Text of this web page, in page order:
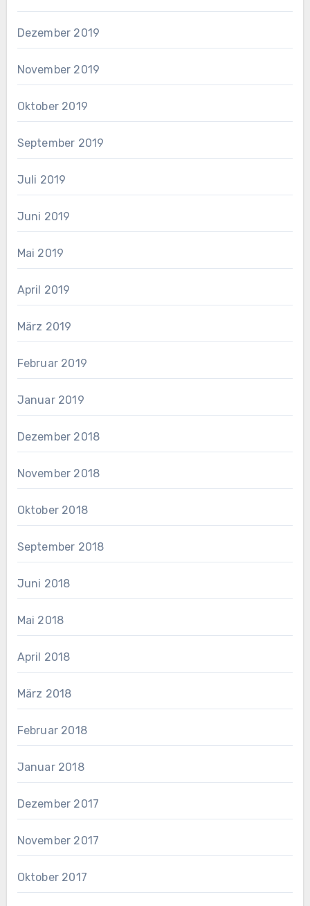
Dezember 2019
November 2019
Oktober 2019
September 2019
Juli 2019
Juni 2019
Mai 2019
April 2019
März 2019
Februar 2019
Januar 2019
Dezember 2018
November 2018
Oktober 2018
September 2018
Juni 2018
Mai 2018
April 2018
März 2018
Februar 2018
Januar 2018
Dezember 2017
November 2017
Oktober 2017